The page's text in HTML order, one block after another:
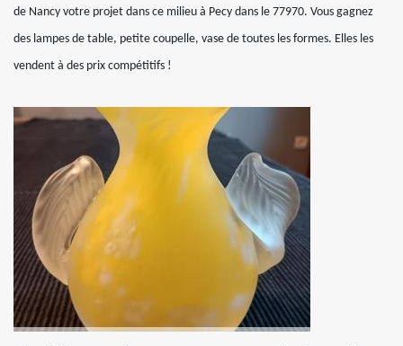
de Nancy votre projet dans ce milieu à Pecy dans le 77970. Vous gagnez
des lampes de table, petite coupelle, vase de toutes les formes. Elles les
vendent à des prix compétitifs !